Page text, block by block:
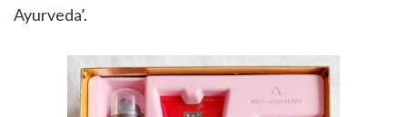
Ayurveda’.